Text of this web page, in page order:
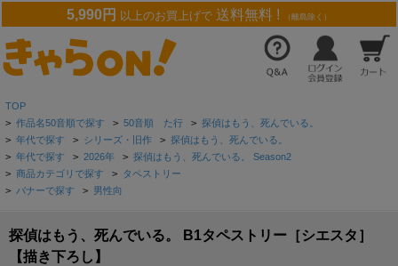
5,990円 以上のお買上げで 送料無料 ! （離島除く）
TOP
> 作品名50音順で探す > 50音順 た行 > 探偵はもう、死んでいる。
> 年代で探す > シリーズ・旧作 > 探偵はもう、死んでいる。
> 年代で探す > 2026年 > 探偵はもう、死んでいる。 Season2
> 商品カテゴリで探す > タペストリー
> バナーで探す > 男性向
探偵はもう、死んでいる。 B1タペストリー［シエスタ］
【描き下ろし】